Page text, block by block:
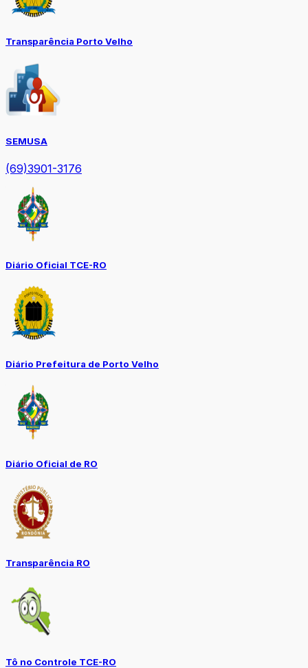
Transparência Porto Velho
SEMUSA
(69)3901-3176
Diário Oficial TCE-RO
Diário Prefeitura de Porto Velho
Diário Oficial de RO
Transparência RO
Tô no Controle TCE-RO